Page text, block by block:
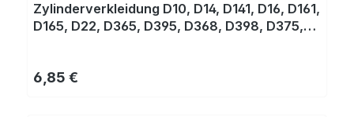
Zylinderverkleidung D10, D14, D141, D16, D161,
D165, D22, D365, D395, D368, D398, D375,
Regulärer Preis:
6,85 €